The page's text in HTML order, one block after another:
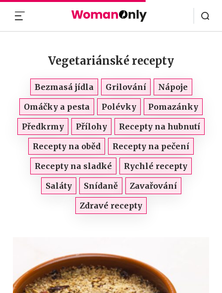
Vegetariánské recepty
Bezmasá jídla Grilování
Nápoje
Omáčky a pesta
Polévky
Pomazánky
Předkrmy
Přílohy
Recepty na hubnutí
Recepty na oběd
Recepty na pečení
Recepty na sladké
Rychlé recepty
Saláty
Snídaně
Zavařování
Zdravé recepty